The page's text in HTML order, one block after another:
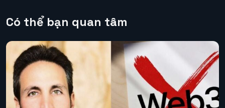
Có thể bạn quan tâm